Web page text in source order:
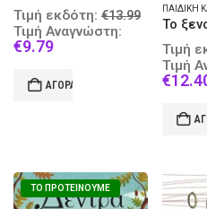
Original
price
was:
Τιμή εκδότη: €13.99
Original
price
was:
€13.99.
Τιμή Αναγνώστη:
€9.79Current
is:
€9.79.
ΑΓΟΡΆ
Τιμή
Τιμή
€
ΤΟ ΠΡΟΤΕΊΝΟΥΜΕ